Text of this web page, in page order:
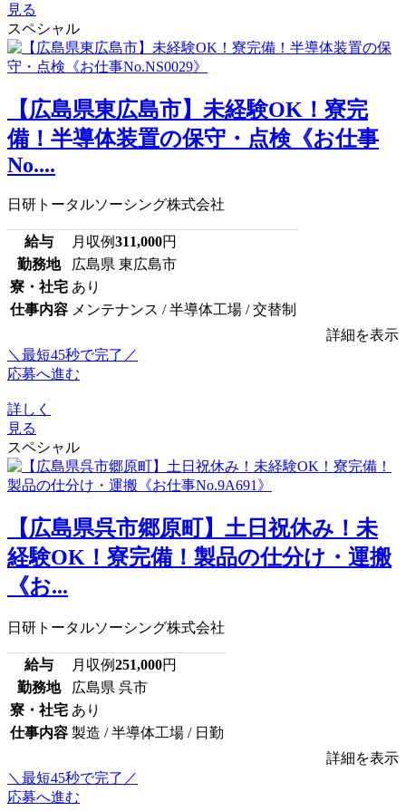
見る
スペシャル
【広島県東広島市】未経験OK！寮完
備！半導体装置の保守・点検《お仕事
No....
日研トータルソーシング株式会社
給与 月収例311,000円
勤務地
広島県 東広島市
寮・社宅 あり
仕事内容 メンテナンス / 半導体工場 / 交替制
詳細を表示
＼最短45秒で完了／
応募へ進む
詳しく
見る
スペシャル
【広島県呉市郷原町】土日祝休み！未
経験OK！寮完備！製品の仕分け・運搬
《お...
日研トータルソーシング株式会社
給与 月収例251,000円
勤務地
広島県 呉市
寮・社宅 あり
仕事内容 製造 / 半導体工場 / 日勤
詳細を表示
＼最短45秒で完了／
応募へ進む